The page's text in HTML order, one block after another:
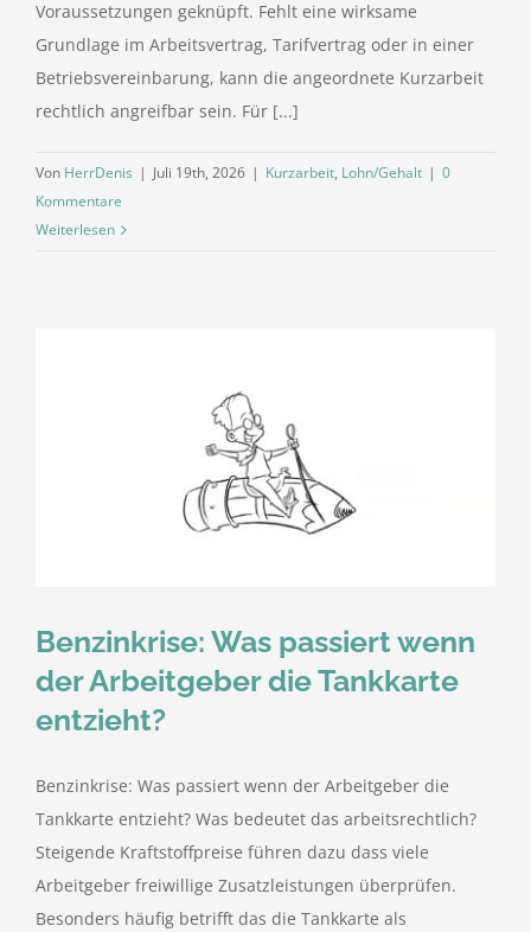
Voraussetzungen geknüpft. Fehlt eine wirksame
Grundlage im Arbeitsvertrag, Tarifvertrag oder in einer
Betriebsvereinbarung, kann die angeordnete Kurzarbeit
rechtlich angreifbar sein. Für [...]
Von HerrDenis | Juli 19th, 2026 | Kurzarbeit, Lohn/Gehalt | 0
Kommentare
Weiterlesen
Benzinkrise: Was passiert wenn
der Arbeitgeber die Tankkarte
entzieht?
Benzinkrise: Was passiert wenn der Arbeitgeber die
Tankkarte entzieht? Was bedeutet das arbeitsrechtlich?
Steigende Kraftstoffpreise führen dazu dass viele
Arbeitgeber freiwillige Zusatzleistungen überprüfen.
Besonders häufig betrifft das die Tankkarte als